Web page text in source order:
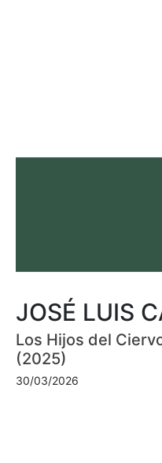
JOSÉ LUIS
Los Hijos del
(2025)
30/03/2026